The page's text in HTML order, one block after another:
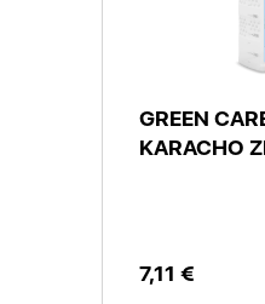
GREEN
KARACHO
7,11 €